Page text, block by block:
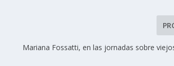
Mariana Fossatti, en las jornadas sobre